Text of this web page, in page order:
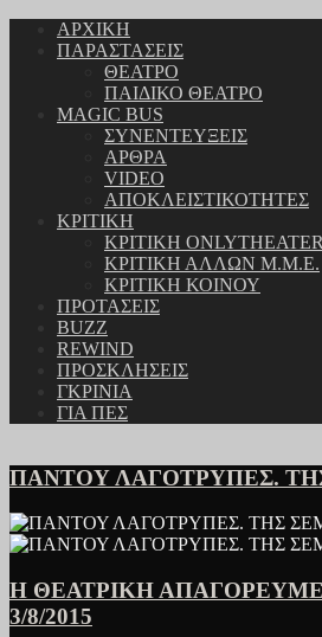
ΑΡΧΙΚΗ
ΠΑΡΑΣΤΑΣΕΙΣ
ΘΕΑΤΡΟ
ΠΑΙΔΙΚΟ ΘΕΑΤΡΟ
MAGIC BUS
ΣΥΝΕΝΤΕΥΞΕΙΣ
ΑΡΘΡΑ
VIDEO
ΑΠΟΚΛΕΙΣΤΙΚΟΤΗΤΕΣ
ΚΡΙΤΙΚΗ
ΚΡΙΤΙΚΗ ONLYTHEATER
ΚΡΙΤΙΚΗ ΑΛΛΩΝ Μ.Μ.Ε.
ΚΡΙΤΙΚΗ ΚΟΙΝΟΥ
ΠΡΟΤΑΣΕΙΣ
BUZZ
REWIND
ΠΡΟΣΚΛΗΣΕΙΣ
ΓΚΡΙΝΙΑ
ΓΙΑ ΠΕΣ
ΠΑΝΤΟΥ ΛΑΓΟΤΡΥΠΕΣ.
Η ΘΕΑΤΡΙΚΗ
3/8/2015